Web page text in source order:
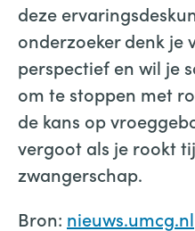
deze
onderzoeker denk je
perspectief en wil je
om te stoppen met
de kans op
vergoot als je rookt
zwangerschap.
Bron: nieuws.umcg.nl